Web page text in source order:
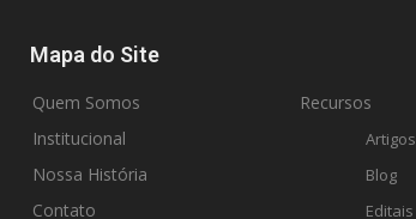
Mapa do Site
Quem Somos
Institucional
Nossa História
Contato
Recursos
Artigos
Blog
Editais